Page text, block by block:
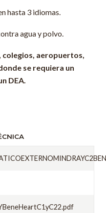
hasta 3 idiomas.
agua y polvo.
colegios, aeropuertos,
se requiera un
DEA.